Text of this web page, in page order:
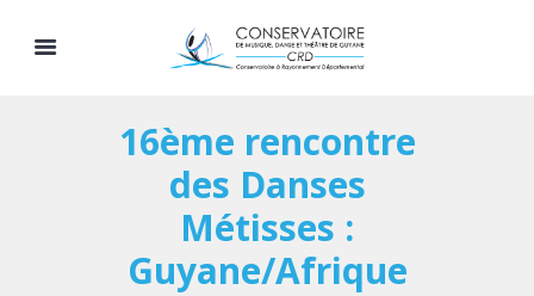
16ème rencontre
des Danses
Métisses :
Guyane/Afrique